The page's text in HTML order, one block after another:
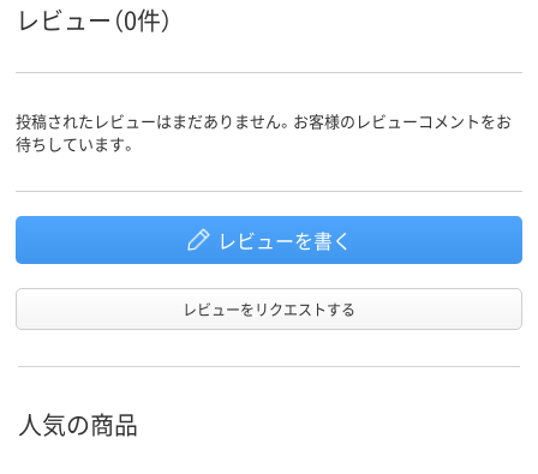
施錠方法 シリンダー錠
アスクル
スコア
レビュー（0件）
投稿されたレビューはまだありません。お客様のレビューコメントをお
待ちしています。
レビューを書く
レビューをリクエストする
人気の商品